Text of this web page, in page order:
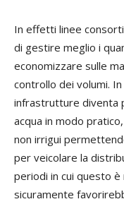
In effetti linee
di gestire meglio i
economizzare sulle
controllo dei volumi.
infrastrutture diventa
acqua in modo
non irrigui
per veicolare la
periodi in cui questo
sicuramente